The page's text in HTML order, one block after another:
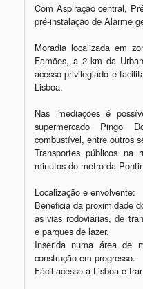
Com Aspiração central,
pré-instalação de Alarme
Moradia localizada em
Famões, a 2 km da
acesso privilegiado e
Lisboa.
Nas imediações é
supermercado Pingo
combustível, entre outros
Transportes públicos
minutos do metro da
Localização e envolvente:
Beneficia da proximidade
as vias rodoviárias, de
e parques de lazer.
Inserida numa área de
construção em progresso.
Fácil acesso a Lisboa e